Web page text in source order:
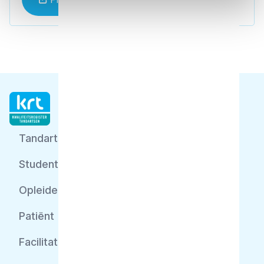
Tandarts
Student
Opleider
Patiënt
Facilitator